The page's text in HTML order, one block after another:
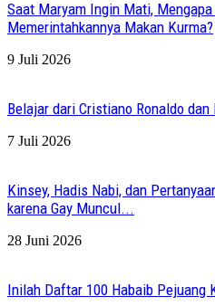
Saat Maryam Ingin Mati,
Memerintahkannya Makan Kurma?
9 Juli 2026
Belajar dari Cristiano Ronaldo dan
7 Juli 2026
Kinsey, Hadis Nabi, dan
karena Gay Muncul...
28 Juni 2026
Inilah Daftar 100 Habaib Pejuang